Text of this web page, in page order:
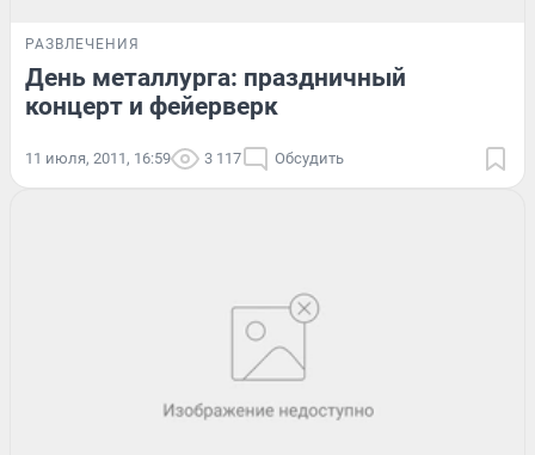
РАЗВЛЕЧЕНИЯ
День металлурга: праздничный
концерт и фейерверк
11 июля, 2011, 16:59 3 117 Обсудить